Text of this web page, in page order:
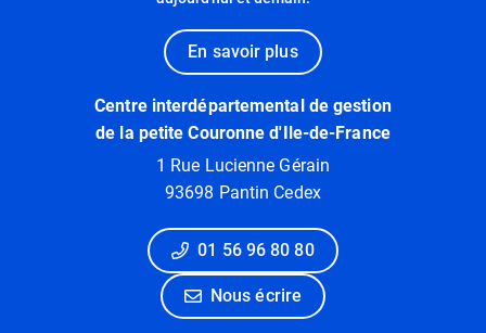
En savoir plus
Centre interdépartemental de gestion
de la petite Couronne d'Ile-de-France
1 Rue Lucienne Gérain
93698 Pantin Cedex
01 56 96 80 80
Nous écrire